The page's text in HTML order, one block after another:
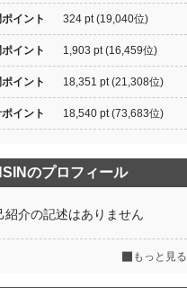
イント 324 pt (19,040位)
イント 1,903 pt (16,459位)
イント 18,351 pt (21,308位)
イント 18,540 pt (73,683位)
のプロフィール
紹介の記述はありません
もっと見る